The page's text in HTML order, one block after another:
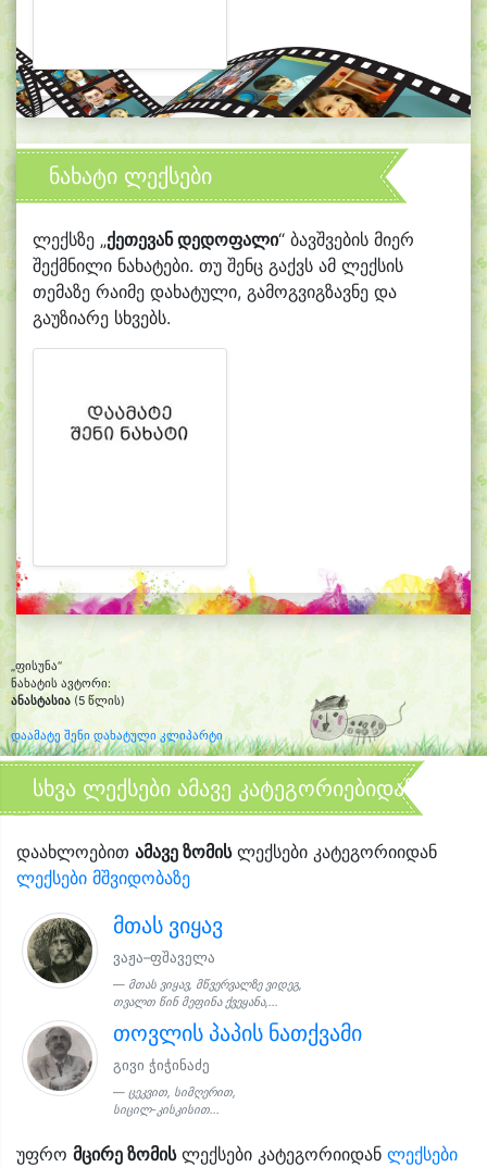
ნახატი ლექსები
ლექსზე „ქეთევან დედოფალი“ ბავშვების მიერ
შექმნილი ნახატები. თუ შენც გაქვს ამ ლექსის
თემაზე რაიმე დახატული, გამოგვიგზავნე და
გაუზიარე სხვებს.
„ფისუნა“
ნახატის ავტორი:
ანასტასია (5 წლის)
დაამატე შენი დახატული კლიპარტი
სხვა ლექსები ამავე კატეგორიებიდან
დაახლოებით ამავე ზომისლექსები კატეგორიიდან
ლექსები მშვიდობაზე
მთას ვიყავ
ვაჟა–ფშაველა
მთას ვიყავ, მწვერვალზე ვიდეგ,
თვალთ წინ მეფინა ქვეყანა,...
თოვლის პაპის ნათქვამი
გივი ჭიჭინაძე
ცეკვით, სიმღერით,
სიცილ-კისკისით...
უფრო მცირე ზომისლექსები კატეგორიიდან ლექსები